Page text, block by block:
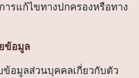
รแก้ไขทางปกครองหรือทาง
ข้อมูล
อมูลส่วนบุคคลเกี่ยวกับตัว